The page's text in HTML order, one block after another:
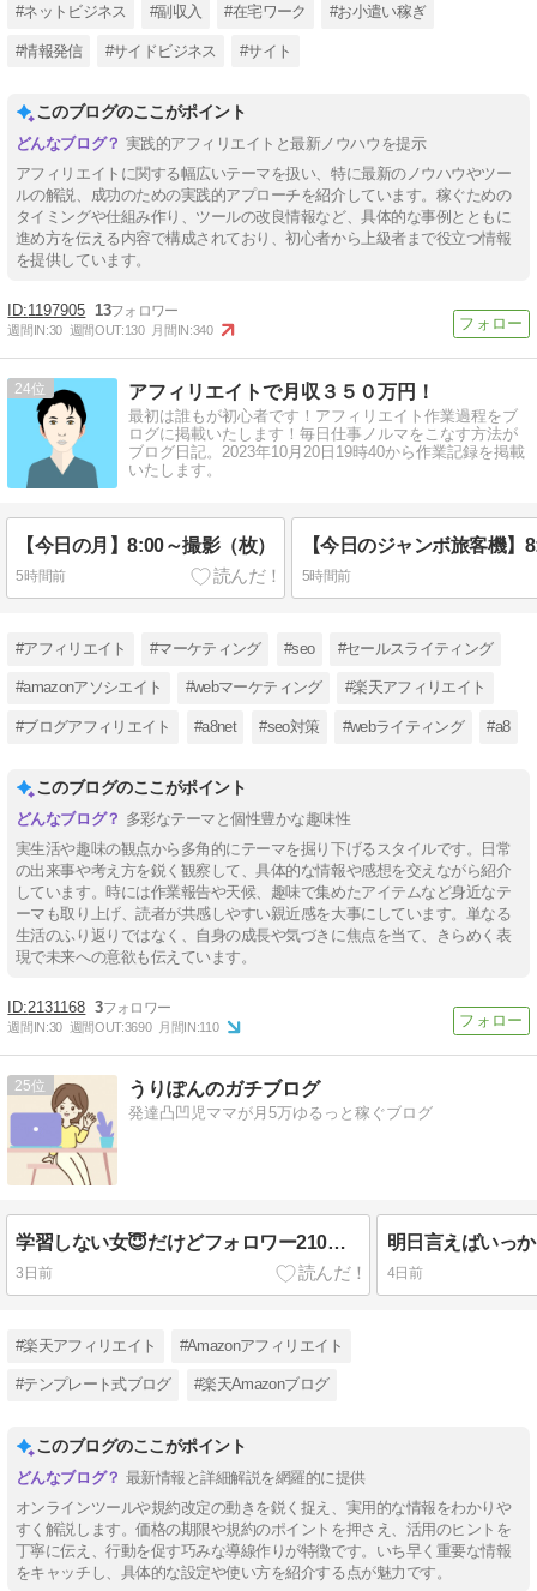
#ネットビジネス #副収入 #在宅ワーク #お小遣い稼ぎ
#情報発信 #サイドビジネス #サイト
このブログのここがポイント
実践的アフィリエイトと最新ノウハウを提示
アフィリエイトに関する幅広いテーマを扱い、特に最新のノウハウやツー
ルの解説、成功のための実践的アプローチを紹介しています。稼ぐための
タイミングや仕組み作り、ツールの改良情報など、具体的な事例とともに
進め方を伝える内容で構成されており、初心者から上級者まで役立つ情報
を提供しています。
1197905 13
週間IN:30 週間OUT:130 月間IN:340
24 アフィリエイトで月収３５０万円！
最初は誰もが初心者です！アフィリエイト作業過程をブ
ログに掲載いたします！毎日仕事ノルマをこなす方法が
ブログ日記。2023年10月20日19時40から作業記録を掲載
いたします。
【今日の月】8:00～撮影（枚）
5時間前 5時間前
#アフィリエイト #マーケティング #seo #セールスライティング
#amazonアソシエイト #webマーケティング #楽天アフィリエイト
#ブログアフィリエイト #a8net #seo対策 #webライティング #a8
このブログのここがポイント
多彩なテーマと個性豊かな趣味性
実生活や趣味の観点から多角的にテーマを掘り下げるスタイルです。日常
の出来事や考え方を鋭く観察して、具体的な情報や感想を交えながら紹介
しています。時には作業報告や天候、趣味で集めたアイテムなど身近なテ
ーマも取り上げ、読者が共感しやすい親近感を大事にしています。単なる
生活のふり返りではなく、自身の成長や気づきに焦点を当て、きらめく表
現で未来への意欲も伝えています。
2131168 3
週間IN:30 週間OUT:3690 月間IN:110
25 うりぽんのガチブログ
発達凸凹児ママが月5万ゆるっと稼ぐブログ
学習しない女😇だけどフォロワー210→420人！！
3日前 4日前
#楽天アフィリエイト #Amazonアフィリエイト
#テンプレート式ブログ #楽天Amazonブログ
このブログのここがポイント
最新情報と詳細解説を網羅的に提供
オンラインツールや規約改定の動きを鋭く捉え、実用的な情報をわかりや
すく解説します。価格の期限や規約のポイントを押さえ、活用のヒントを
丁寧に伝え、行動を促す巧みな導線作りが特徴です。いち早く重要な情報
をキャッチし、具体的な設定や使い方を紹介する点が魅力です。